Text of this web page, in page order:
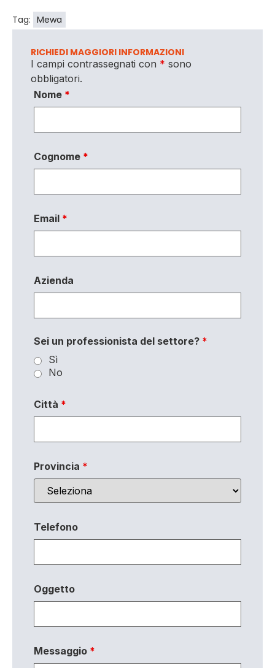
Tag: Mewa
RICHIEDI MAGGIORI INFORMAZIONI
I campi contrassegnati con * sono
obbligatori.
Nome *
Cognome *
Email *
Azienda
Sei un professionista del settore? *
Sì
No
Città *
Provincia *
Telefono
Oggetto
Messaggio *